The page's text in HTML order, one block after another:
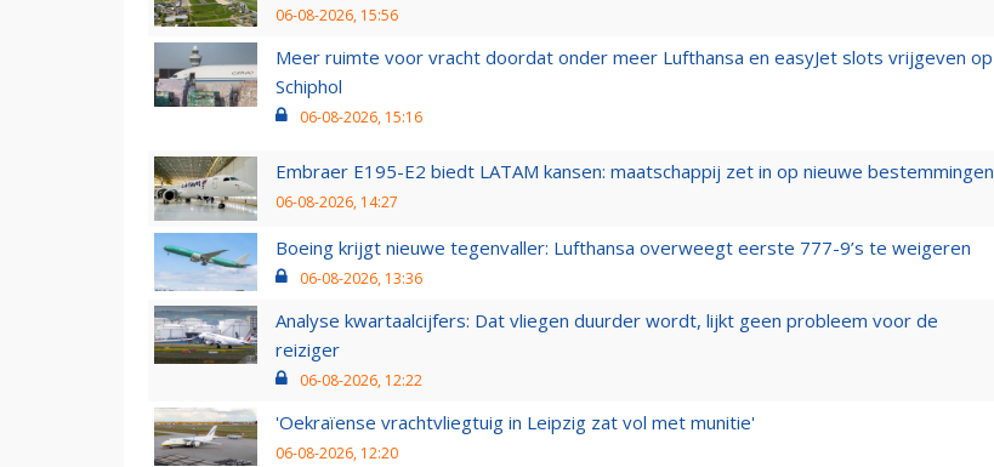
06-08-2026, 15:56
Meer ruimte voor vracht doordat onder meer Lufthansa en easyJet slots vrijgeven op
Schiphol
06-08-2026, 15:16
Embraer E195-E2 biedt LATAM kansen: maatschappij zet in op nieuwe bestemmingen
06-08-2026, 14:27
Boeing krijgt nieuwe tegenvaller: Lufthansa overweegt eerste 777-9’s te weigeren
06-08-2026, 13:36
Analyse kwartaalcijfers: Dat vliegen duurder wordt, lijkt geen probleem voor de
reiziger
06-08-2026, 12:22
'Oekraïense vrachtvliegtuig in Leipzig zat vol met munitie'
06-08-2026, 12:20